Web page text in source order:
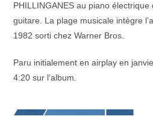
PHILLINGANES au piano électrique
guitare. La plage musicale intègre
1982 sorti chez Warner Bros.
Paru initialement en airplay en
4:20 sur l’album.